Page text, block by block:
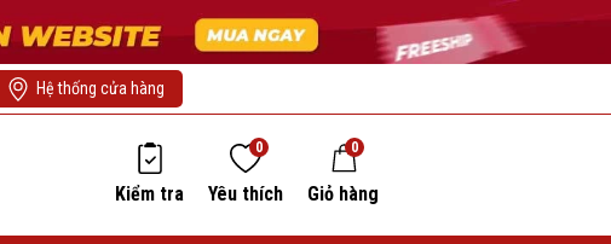
Hệ thống cửa hàng
Kiểm tra Yêu thích
0
Giỏ hàng
0